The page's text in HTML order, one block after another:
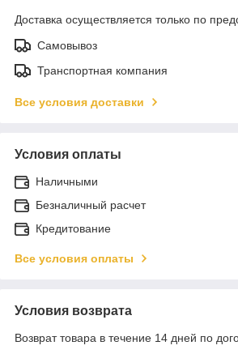
Доставка осуществляется только по
Самовывоз
Транспортная компания
Все условия доставки
Условия оплаты
Наличными
Безналичный расчет
Кредитование
Все условия оплаты
Условия возврата
Возврат товара в течение 14 дней по